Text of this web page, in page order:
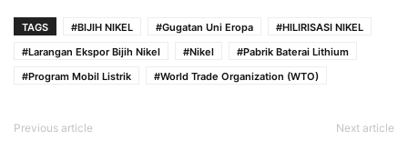
TAGS #BIJIH NIKEL #Gugatan Uni Eropa
#HILIRISASI NIKEL
#Larangan Ekspor Bijih Nikel
#Nikel
#Pabrik Baterai Lithium
#Program Mobil Listrik
#World Trade Organization (WTO)
Previous article Next article